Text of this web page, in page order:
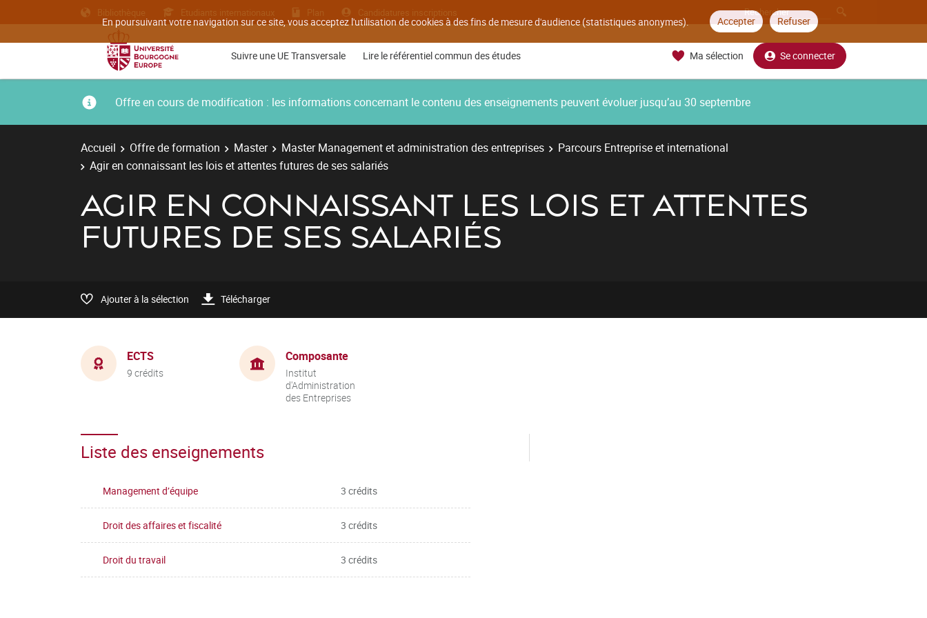
En poursuivant votre navigation sur ce site, vous acceptez l'utilisation de cookies à des fins de mesure d'audience (statistiques anonymes). Accepter Refuser
Bibliothèque Etudiants internationaux Plan Candidatures inscriptions
Suivre une UE Transversale Lire le référentiel commun des études Ma sélection Se connecter
Offre en cours de modification : les informations concernant le contenu des enseignements peuvent évoluer jusqu’au 30 septembre
Accueil Offre de formation Master Master Management et administration des entreprises
Parcours Entreprise et international
Agir en connaissant les lois et attentes futures de ses salariés
AGIR EN CONNAISSANT LES LOIS ET ATTENTES
FUTURES DE SES SALARIÉS
Ajouter à la sélection Télécharger
ECTS
9 crédits
Composante
Institut
d'Administration
des Entreprises
Liste des enseignements
Management d’équipe 3 crédits
Droit des affaires et fiscalité 3 crédits
Droit du travail 3 crédits